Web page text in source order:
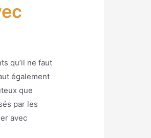
qu’il ne faut
également
que
par les
avec